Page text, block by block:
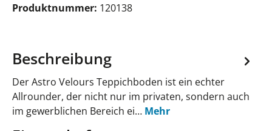
Produktnummer: 120138
Beschreibung
Der Astro Velours Teppichboden ist ein echter
Allrounder, der nicht nur im privaten, sondern auch
im gewerblichen Bereich ei… Mehr